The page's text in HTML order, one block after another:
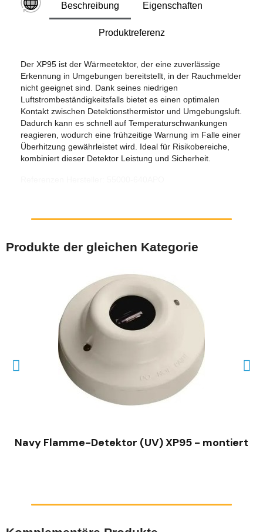
Beschreibung Eigenschaften
Produktreferenz
Der XP95 ist der Wärmeetektor, der eine zuverlässige
Erkennung in Umgebungen bereitstellt, in der Rauchmelder
nicht geeignet sind. Dank seines niedrigen
Luftstrombeständigkeitsfalls bietet es einen optimalen
Kontakt zwischen Detektionsthermistor und Umgebungsluft.
Dadurch kann es schnell auf Temperaturschwankungen
reagieren, wodurch eine frühzeitige Warnung im Falle einer
Überhitzung gewährleistet wird. Ideal für Risikobereiche,
kombiniert dieser Detektor Leistung und Sicherheit.
Produkte der gleichen Kategorie
SCHNELLANSICHT
Navy Flamme-Detektor (UV) XP95 - montiert